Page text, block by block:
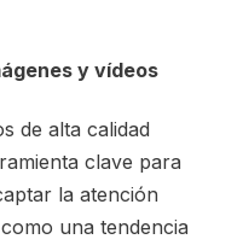
y vídeos
de alta calidad
clave para
la atención
una tendencia